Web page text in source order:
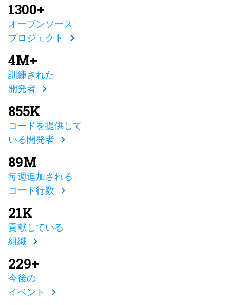
1300+
オープンソース
プロジェクト
4M+
訓練された
開発者
855K
コードを提供して
いる開発者
89M
毎週追加される
コード行数
21K
貢献している
組織
229+
今後の
イベント